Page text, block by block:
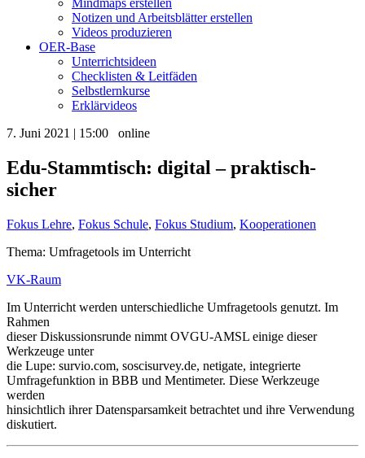
Notizen und Arbeitsblätter erstellen
Videos produzieren
OER-Base
Unterrichtsideen
Checklisten & Leitfäden
Selbstlernkurse
Erklärvideos
7. Juni 2021 | 15:00 online
Edu-Stammtisch: digital – praktisch-
sicher
Fokus Lehre, Fokus Schule, Fokus Studium, Kooperationen
Thema: Umfragetools im Unterricht
VK-Raum
Im Unterricht werden unterschiedliche Umfragetools genutzt. Im
Rahmen
dieser Diskussionsrunde nimmt OVGU-AMSL einige dieser
Werkzeuge unter
die Lupe: survio.com, soscisurvey.de, netigate, integrierte
Umfragefunktion in BBB und Mentimeter. Diese Werkzeuge
werden
hinsichtlich ihrer Datensparsamkeit betrachtet und ihre Verwendung
diskutiert.